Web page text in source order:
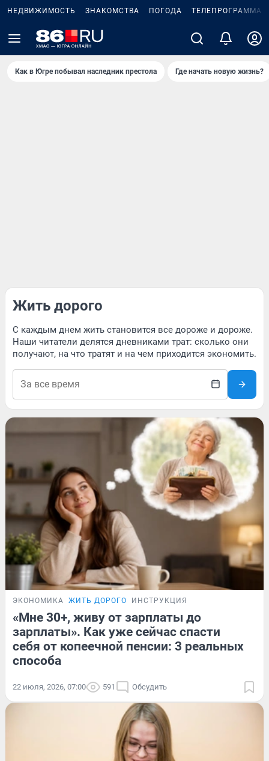
НЕДВИЖИМОСТЬ ЗНАКОМСТВА ПОГОДА ТЕЛЕПРОГРАММА
Как в Югре побывал наследник престола Где начать новую жизнь?
Жить дорого
С каждым днем жить становится все дороже и дороже.
Наши читатели делятся дневниками трат: сколько они
получают, на что тратят и на чем приходится экономить.
ЭКОНОМИКА ЖИТЬ ДОРОГО ИНСТРУКЦИЯ
«Мне 30+, живу от зарплаты до
зарплаты». Как уже сейчас спасти
себя от копеечной пенсии: 3 реальных
способа
22 июля, 2026, 07:00 591 Обсудить